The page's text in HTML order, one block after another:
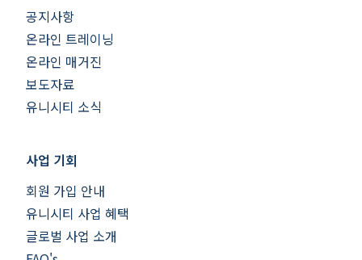
공지사항
온라인 트레이닝
온라인 매거진
보도자료
유니시티 소식
사업 기회
회원 가입 안내
유니시티 사업 혜택
글로벌 사업 소개